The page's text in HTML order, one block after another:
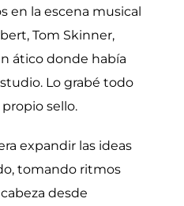
en la escena musical
Tom Skinner,
ático donde había
Lo grabé todo
sello.
expandir las ideas
tomando ritmos
desde